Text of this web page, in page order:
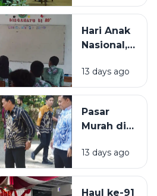
Berkarakter
untuk
Bentuk
Emas
Hari Anak
Nasional,
HSS Ajak
Pelajar
Bermimpi
dan Kejar
13 days ago
Pasar
Murah di
Diserbu
Warga,
13 days ago
Haul ke-91